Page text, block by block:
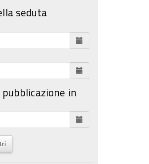
seduta
in